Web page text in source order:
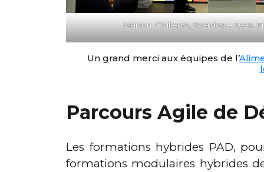
Maison d’Ailleurs, Yverdon – Jean-
Un grand merci aux équipes de l’
Parcours Agile de
Les formations hybrides PAD,
formations modulaires hybrides